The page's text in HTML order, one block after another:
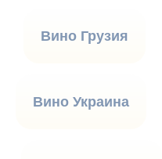
Вино Грузия
Вино Украина